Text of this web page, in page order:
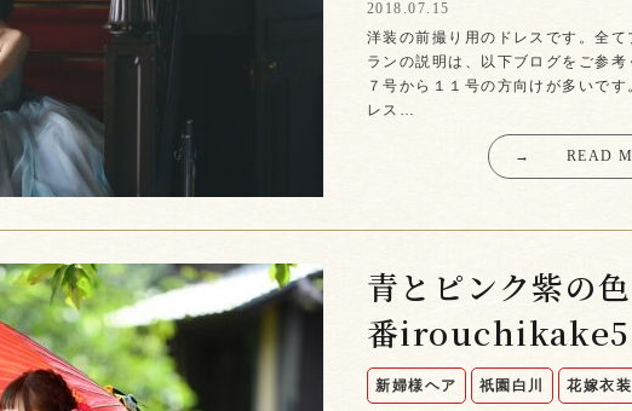
2018.07.15
洋装の前撮り用のドレスです。全
ランの説明は、以下ブログをご参
７号から１１号の方向けが多いで
レス…
→ READ
青とピンク紫の
番
新婦様ヘア 祇園白川 花嫁衣